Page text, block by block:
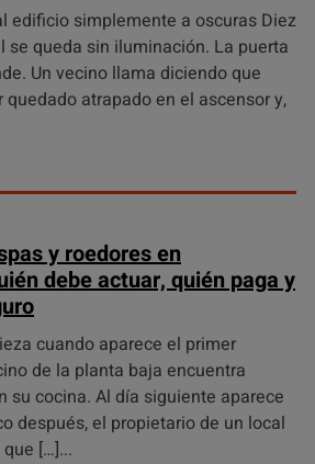
edificio simplemente a oscuras Diez
se queda sin iluminación. La puerta
Un vecino llama diciendo que
atrapado en el ascensor y,
y roedores en
debe actuar, quién paga y
cuando aparece el primer
de la planta baja encuentra
su cocina. Al día siguiente aparece
después, el propietario de un local
[…]